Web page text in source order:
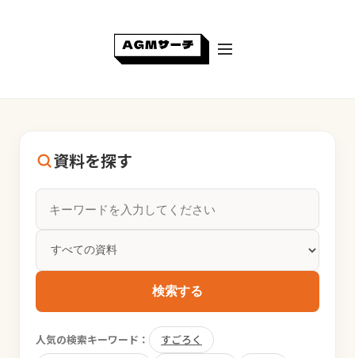
資料を探す
検索する
人気の検索キーワード：
すごろく